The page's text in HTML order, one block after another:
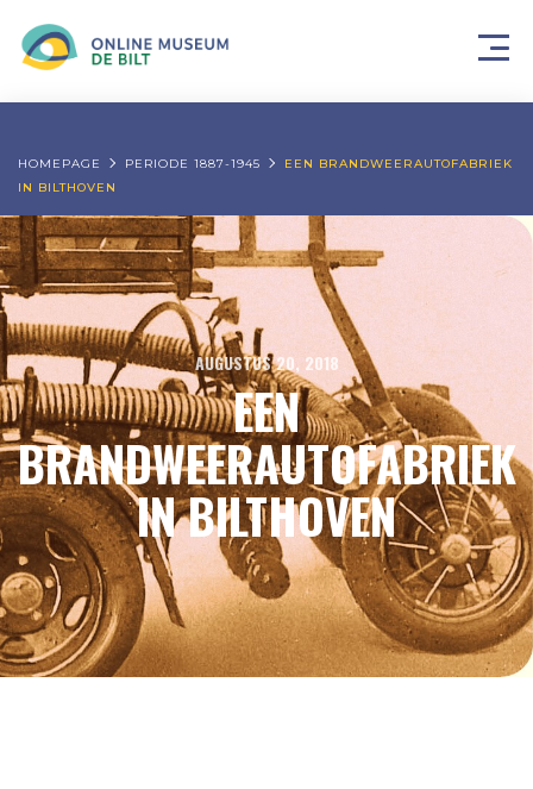
HOMEPAGE PERIODE 1887-1945
EEN BRANDWEERAUTOFABRIEK
IN BILTHOVEN
AUGUSTUS 20, 2018
EEN
BRANDWEERAUTOFABRIEK
IN BILTHOVEN